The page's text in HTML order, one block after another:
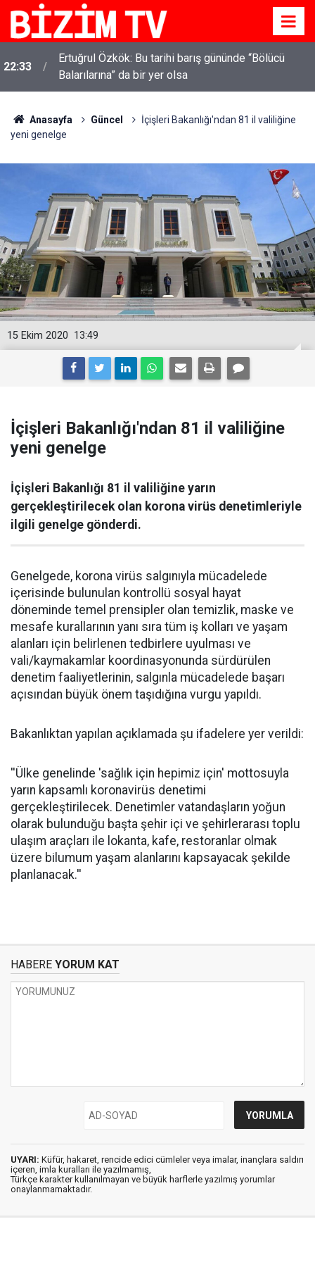
22:33
Ertuğrul Özkök: Bu tarihi barış gününde “Bölücü
Balarılarına” da bir yer olsa
Anasayfa Güncel
İçişleri Bakanlığı'ndan 81 il valiliğine
yeni genelge
13:49
15 Ekim 2020
İçişleri Bakanlığı'ndan 81 il valiliğine
yeni genelge
İçişleri Bakanlığı 81 il valiliğine yarın
gerçekleştirilecek olan korona virüs denetimleriyle
ilgili genelge gönderdi.
Genelgede, korona virüs salgınıyla mücadelede
içerisinde bulunulan kontrollü sosyal hayat
döneminde temel prensipler olan temizlik, maske ve
mesafe kurallarının yanı sıra tüm iş kolları ve yaşam
alanları için belirlenen tedbirlere uyulması ve
vali/kaymakamlar koordinasyonunda sürdürülen
denetim faaliyetlerinin, salgınla mücadelede başarı
açısından büyük önem taşıdığına vurgu yapıldı.
Bakanlıktan yapılan açıklamada şu ifadelere yer verildi:
''Ülke genelinde 'sağlık için hepimiz için' mottosuyla
yarın kapsamlı koronavirüs denetimi
gerçekleştirilecek. Denetimler vatandaşların yoğun
olarak bulunduğu başta şehir içi ve şehirlerarası toplu
ulaşım araçları ile lokanta, kafe, restoranlar olmak
üzere bilumum yaşam alanlarını kapsayacak şekilde
planlanacak.''
HABERE YORUM KAT
UYARI: Küfür, hakaret, rencide edici cümleler veya imalar, inançlara saldırı
içeren, imla kuralları ile yazılmamış,
Türkçe karakter kullanılmayan ve büyük harflerle yazılmış yorumlar
onaylanmamaktadır.